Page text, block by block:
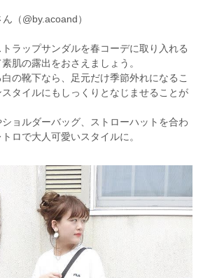
（@by.acoand）
ラップサンダルを春コーデに取り入れる
肌の露出をおさえましょう。
の靴下なら、足元だけ季節外れになるこ
タイルにもしっくりとなじませることが
ョルダーバッグ、ストローハットを合わ
ロで大人可愛いスタイルに。